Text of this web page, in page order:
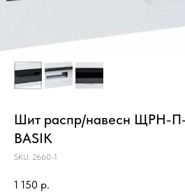
Шит распр/навесн ЩРН-П-
BASIK
SKU: 2660-1
1 150 р.